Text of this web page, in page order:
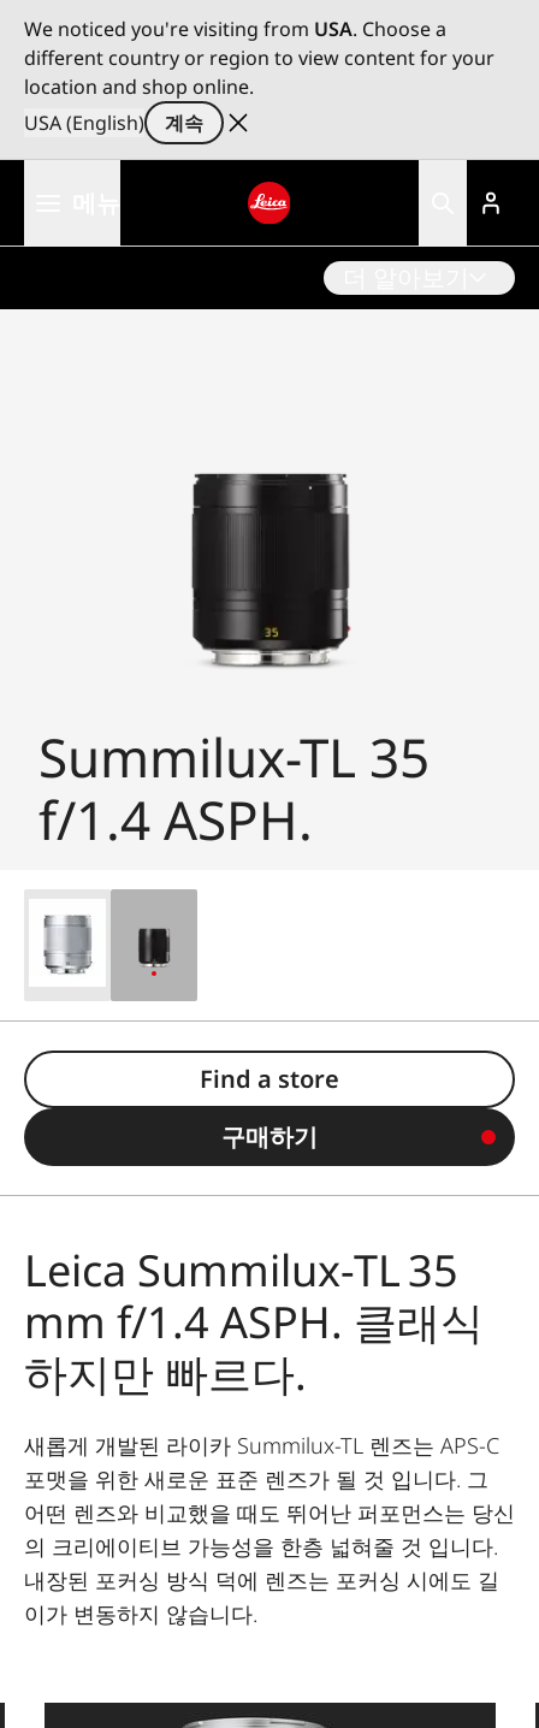
We noticed you're visiting from USA. Choose a
different country or region to view content for your
location and shop online.
USA (English)
계속
Summilux-TL 35
f/1.4 ASPH.
Find a store
구매하기
Leica Summilux-TL 35
mm f/1.4 ASPH. 클래식
하지만 빠르다.
새롭게 개발된 라이카 Summilux-TL 렌즈는 APS-C
포맷을 위한 새로운 표준 렌즈가 될 것 입니다. 그
어떤 렌즈와 비교했을 때도 뛰어난 퍼포먼스는 당신
의 크리에이티브 가능성을 한층 넓혀줄 것 입니다.
내장된 포커싱 방식 덕에 렌즈는 포커싱 시에도 길
이가 변동하지 않습니다.